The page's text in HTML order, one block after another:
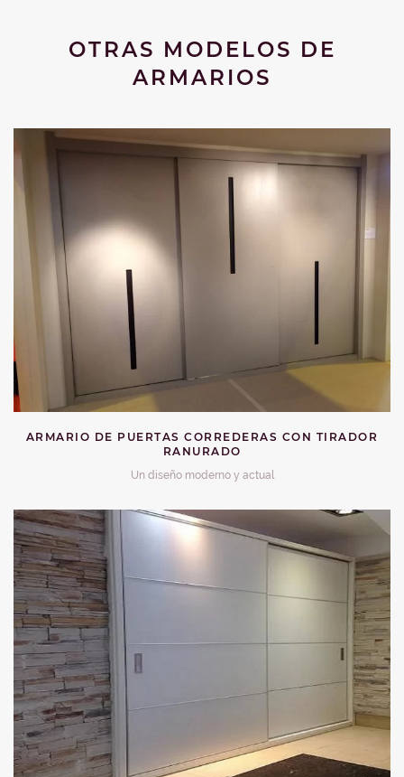
OTRAS MODELOS DE
ARMARIOS
ARMARIO DE PUERTAS CORREDERAS CON TIRADOR
RANURADO
Un diseño moderno y actual